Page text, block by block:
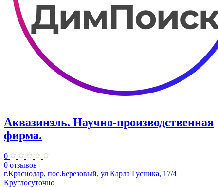
Аквазинэль. Научно-производственная
фирма.
0
0 отзывов
г.Краснодар, ​пос.Березовый, ул.Карла Гусника, 17/4
Круглосуточно